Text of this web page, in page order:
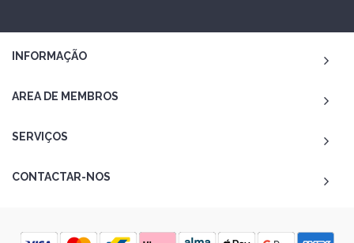
INFORMAÇÃO
AREA DE MEMBROS
SERVIÇOS
CONTACTAR-NOS